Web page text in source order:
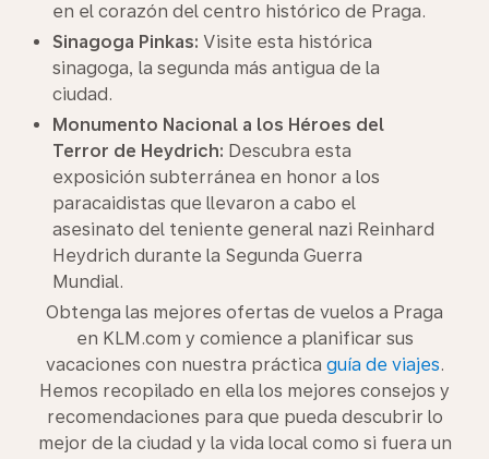
en el corazón del centro histórico de Praga.
Sinagoga Pinkas: Visite esta histórica
sinagoga, la segunda más antigua de la
ciudad.
Monumento Nacional a los Héroes del
Terror de Heydrich: Descubra esta
exposición subterránea en honor a los
paracaidistas que llevaron a cabo el
asesinato del teniente general nazi Reinhard
Heydrich durante la Segunda Guerra
Mundial.
Obtenga las mejores ofertas de vuelos a Praga
en KLM.com y comience a planificar sus
vacaciones con nuestra práctica guía de viajes.
Hemos recopilado en ella los mejores consejos y
recomendaciones para que pueda descubrir lo
mejor de la ciudad y la vida local como si fuera un